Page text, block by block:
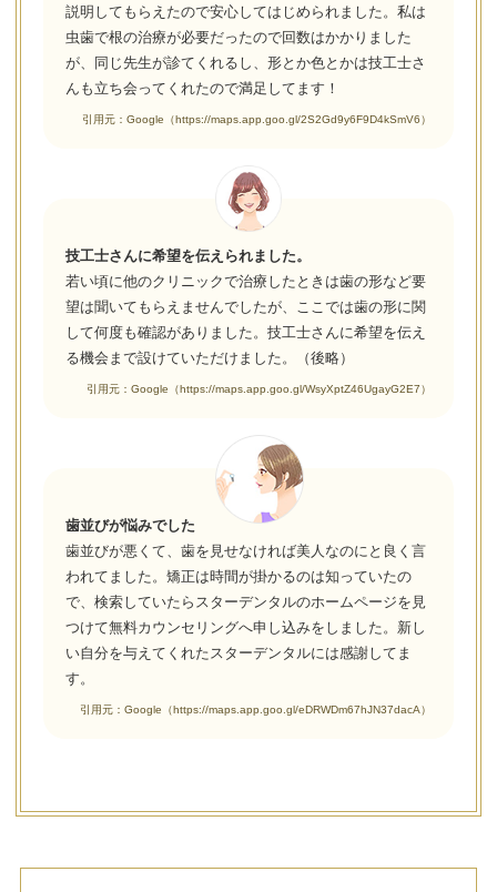
説明してもらえたので安心してはじめられました。私は
虫歯で根の治療が必要だったので回数はかかりました
が、同じ先生が診てくれるし、形とか色とかは技工士さ
んも立ち会ってくれたので満足してます！
引用元：Google（https://maps.app.goo.gl/2S2Gd9y6F9D4kSmV6）
技工士さんに希望を伝えられました。
若い頃に他のクリニックで治療したときは歯の形など要
望は聞いてもらえませんでしたが、ここでは歯の形に関
して何度も確認がありました。技工士さんに希望を伝え
る機会まで設けていただけました。（後略）
引用元：Google（https://maps.app.goo.gl/WsyXptZ46UgayG2E7）
歯並びが悩みでした
歯並びが悪くて、歯を見せなければ美人なのにと良く言
われてました。矯正は時間が掛かるのは知っていたの
で、検索していたらスターデンタルのホームページを見
つけて無料カウンセリングへ申し込みをしました。新し
い自分を与えてくれたスターデンタルには感謝してま
す。
引用元：Google（https://maps.app.goo.gl/eDRWDm67hJN37dacA）